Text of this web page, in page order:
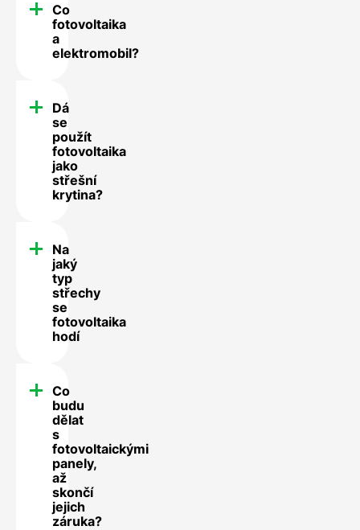
Co
fotovoltaika
a
elektromobil?
Dá
se
použít
fotovoltaika
jako
střešní
krytina?
Na
jaký
typ
střechy
se
fotovoltaika
hodí
Co
budu
dělat
s
fotovoltaickými
panely,
až
skončí
jejich
záruka?